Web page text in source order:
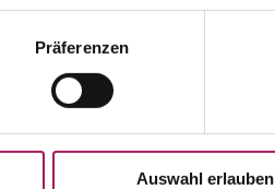
Präferenzen
Auswahl erlauben